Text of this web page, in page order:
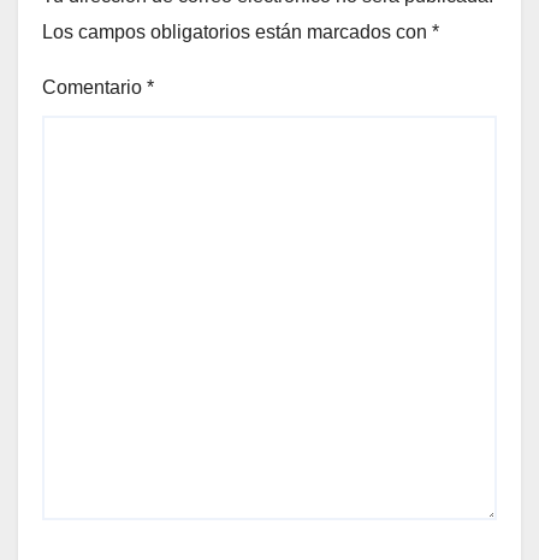
Los campos obligatorios están marcados con *
Comentario *